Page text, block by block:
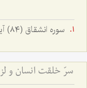
سوره انشقاق (٨٤) آیات ٦ ـ ١٢.